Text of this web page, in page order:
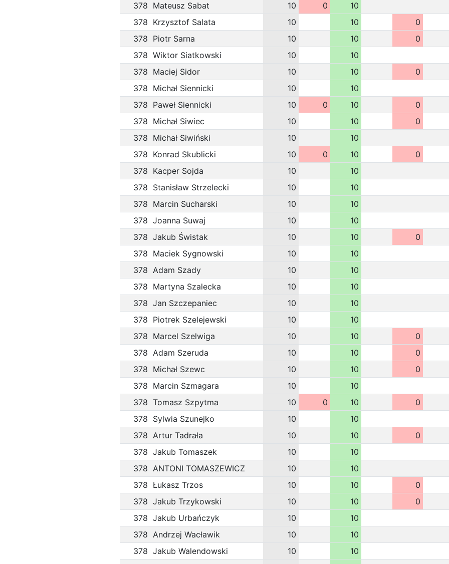
378 Mateusz Sabat 10 0
10
378 Krzysztof Salata 10 10
0
378 Piotr Sarna 10 10
0
378 Wiktor Siatkowski 10
10
378 Maciej Sidor 10 10
0
378 Michał Siennicki 10
10
378 Paweł Siennicki 10 0 10
0
378 Michał Siwiec 10 10
0
378 Michał Siwiński 10
10
378 Konrad Skublicki 10 0 10
0
378 Kacper Sojda 10
10
378 Stanisław Strzelecki 10
10
378 Marcin Sucharski 10
10
378 Joanna Suwaj 10
10
378 Jakub Świstak 10 10
0
378 Maciek Sygnowski 10
10
378 Adam Szady 10
10
378 Martyna Szalecka 10
10
378 Jan Szczepaniec 10
10
378 Piotrek Szelejewski 10
10
378 Marcel Szelwiga 10 10
0
378 Adam Szeruda 10 10
0
378 Michał Szewc 10 10
0
378 Marcin Szmagara 10
10
378 Tomasz Szpytma 10 0 10
0
378 Sylwia Szunejko 10
10
378 Artur Tadrała 10 10
0
378 Jakub Tomaszek 10
10
378 ANTONI TOMASZEWICZ 10
10
378 Łukasz Trzos 10 10
0
378 Jakub Trzykowski 10 10
0
378 Jakub Urbańczyk 10
10
378 Andrzej Wacławik 10
10
378 Jakub Walendowski 10
10